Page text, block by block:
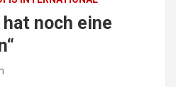
hat noch eine